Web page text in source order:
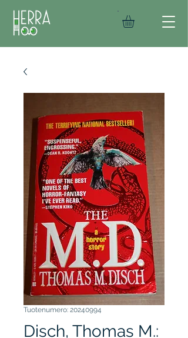
Tuotenumero: 20240994
Disch, Thomas M.: